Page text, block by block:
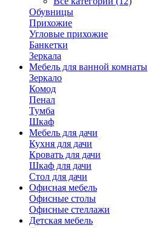
Обувницы
Прихожие
Угловые прихожие
Банкетки
Зеркала
Мебель для ванной комнаты
Зеркало
Комод
Пенал
Тумба
Шкаф
Мебель для дачи
Кухня для дачи
Кровать для дачи
Шкаф для дачи
Стол для дачи
Офисная мебель
Офисные столы
Офисные стеллажи
Детская мебель